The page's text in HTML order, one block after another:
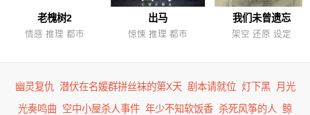
老槐树2
情感 推理 都市
出马
惊悚 推理 都市
我们未曾遗忘
架空 还原 设定
幽灵复仇 潜伏在名媛群拼丝袜的第X天 剧本请就位 灯下黑
月光
光奏鸣曲
空中小屋杀人事件 年少不知软饭香 杀死风筝的人 鲸